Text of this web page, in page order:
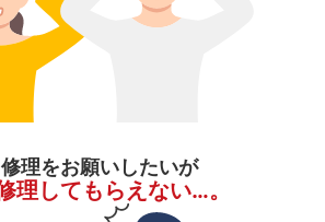
理をお願いしたいが
理してもらえない…。